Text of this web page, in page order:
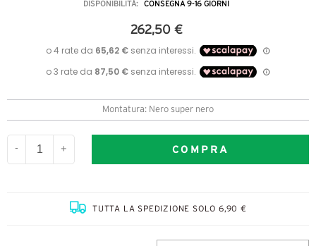
DISPONIBILITÀ: CONSEGNA 9-16 GIORNI
262,50 €
Montatura: Nero super nero
- + COMPRA
TUTTA LA SPEDIZIONE SOLO 6,90 €